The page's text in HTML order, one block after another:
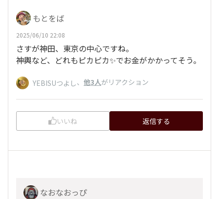
もとをば
2025/06/10 22:08
さすが神田、東京の中心ですね。
神輿など、どれもピカピカ✨でお金がかかってそう。
YEBISUつよし、 他3人がリアクション
いいね 返信する
なおなおっぴ